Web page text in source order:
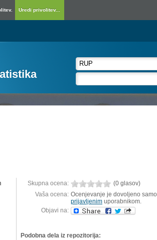
Uredi privolitev...
Skupna ocena:
(0 glasov)
Vaša ocena: Ocenjevanje je dovoljeno samo
prijavljenim uporabnikom.
Objavi na:
Podobna dela iz repozitorija: